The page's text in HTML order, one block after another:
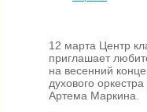
12 марта Центр
приглашает
на весенний
духового
Артема Маркина.